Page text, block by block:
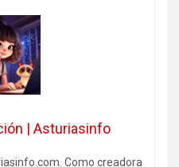
| Asturiasinfo
Como creadora